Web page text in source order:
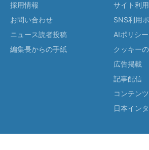
採用情報
お問い合わせ
ニュース読者投稿
編集長からの手紙
サイト利
SNS利用
AIポリシー
クッキー
広告掲載
記事配信
コンテン
日本イン